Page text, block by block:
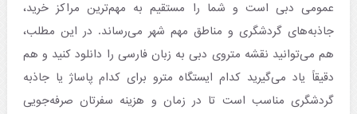
عمومی دبی است و شما را مستقیم به مهم‌ترین مراکز خرید،
جاذبه‌های گردشگری و مناطق مهم شهر می‌رساند. در این مطلب،
هم می‌توانید نقشه متروی دبی به زبان فارسی را دانلود کنید و هم
دقیقاً یاد می‌گیرید کدام ایستگاه مترو برای کدام پاساژ یا جاذبه
گردشگری مناسب است تا در زمان و هزینه سفرتان صرفه‌جویی